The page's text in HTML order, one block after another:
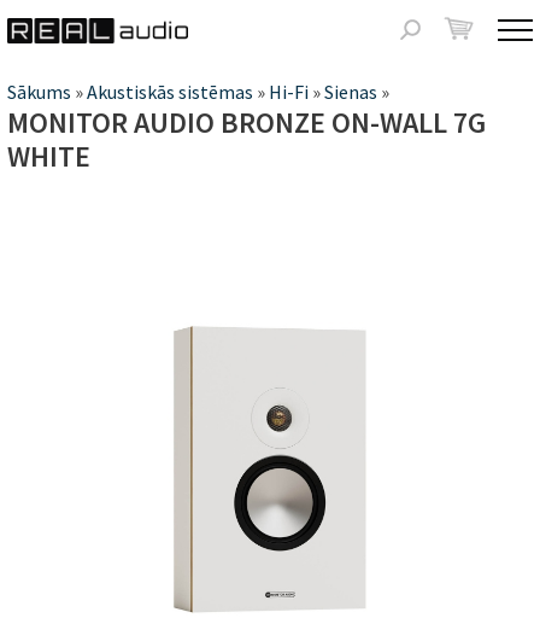
Meklēšanas
Jūs
atrodaties
Sākums »Akustiskās sistēmas » Hi-Fi »Sienas »
MONITOR AUDIO BRONZE ON-WALL 7G
WHITE